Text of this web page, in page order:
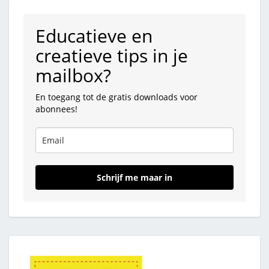
Educatieve en
creatieve tips in je
mailbox?
En toegang tot de gratis downloads voor
abonnees!
Schrijf me maar in